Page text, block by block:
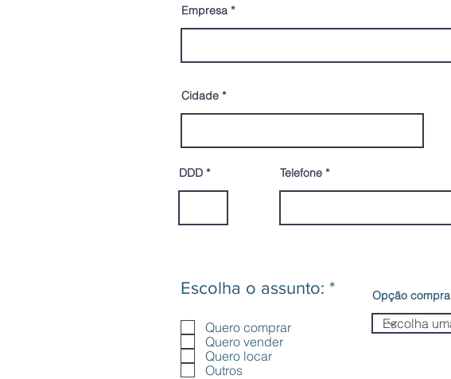
Empresa
Cidade
DDD Telefone
Escolha o assunto: *O
Quero comprar
Quero vender
Quero locar
Outros
Opção compra